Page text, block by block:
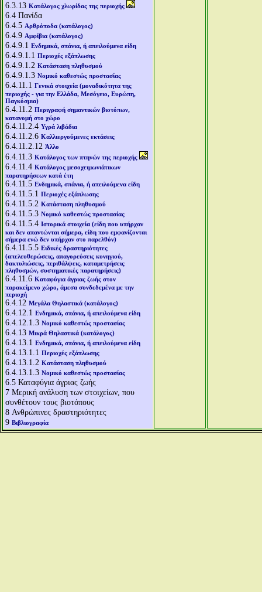
6.3.13 Κατάλογος χλωρίδας της περιοχής
6.4 Πανίδα
6.4.5 Αρθρόποδα (κατάλογος)
6.4.9 Αμφίβια (κατάλογος)
6.4.9.1 Ενδημικά, σπάνια, ή απειλούμενα είδη
6.4.9.1.1 Περιοχές εξάπλωσης
6.4.9.1.2 Κατάσταση πληθυσμού
6.4.9.1.3 Νομικό καθεστώς προστασίας
6.4.11.1 Γενικά στοιχεία (μοναδικότητα της
περιοχής - για την Ελλάδα, Μεσόγειο, Ευρώπη,
Παγκόσμια)
6.4.11.2 Περιγραφή σημαντικών βιοτόπων,
κατανομή στο χώρο
6.4.11.2.4 Υγρά λιβάδια
6.4.11.2.6 Καλλιεργούμενες εκτάσεις
6.4.11.2.12 Άλλο
6.4.11.3 Κατάλογος των πτηνών της περιοχής
6.4.11.4 Κατάλογος μεσοχειμωνιάτικων
παρατηρήσεων κατά έτη
6.4.11.5 Ενδημικά, σπάνια, ή απειλούμενα είδη
6.4.11.5.1 Περιοχές εξάπλωσης
6.4.11.5.2 Κατάσταση πληθυσμού
6.4.11.5.3 Νομικό καθεστώς προστασίας
6.4.11.5.4 Ιστορικά στοιχεία (είδη που υπήρχαν
και δεν απαντώνται σήμερα, είδη που εμφανίζονται
σήμερα ενώ δεν υπήρχαν στο παρελθόν)
6.4.11.5.5 Ειδικές δραστηριότητες
(απελευθερώσεις, απαγορεύσεις κυνηγιού,
δακτυλιώσεις, περιθάλψεις, καταμετρήσεις
πληθυσμών, συστηματικές παρατηρήσεις)
6.4.11.6 Καταφύγια άγριας ζωής στον
παρακείμενο χώρο, άμεσα συνδεδεμένα με την
περιοχή
6.4.12 Μεγάλα Θηλαστικά (κατάλογος)
6.4.12.1 Ενδημικά, σπάνια, ή απειλούμενα είδη
6.4.12.1.3 Νομικό καθεστώς προστασίας
6.4.13 Μικρά Θηλαστικά (κατάλογος)
6.4.13.1 Ενδημικά, σπάνια, ή απειλούμενα είδη
6.4.13.1.1 Περιοχές εξάπλωσης
6.4.13.1.2 Κατάσταση πληθυσμού
6.4.13.1.3 Νομικό καθεστώς προστασίας
6.5 Καταφύγια άγριας ζωής
7 Μερική ανάλυση των στοιχείων, που
συνθέτουν τους βιοτόπους
8 Ανθρώπινες δραστηριότητες
9 Βιβλιογραφία